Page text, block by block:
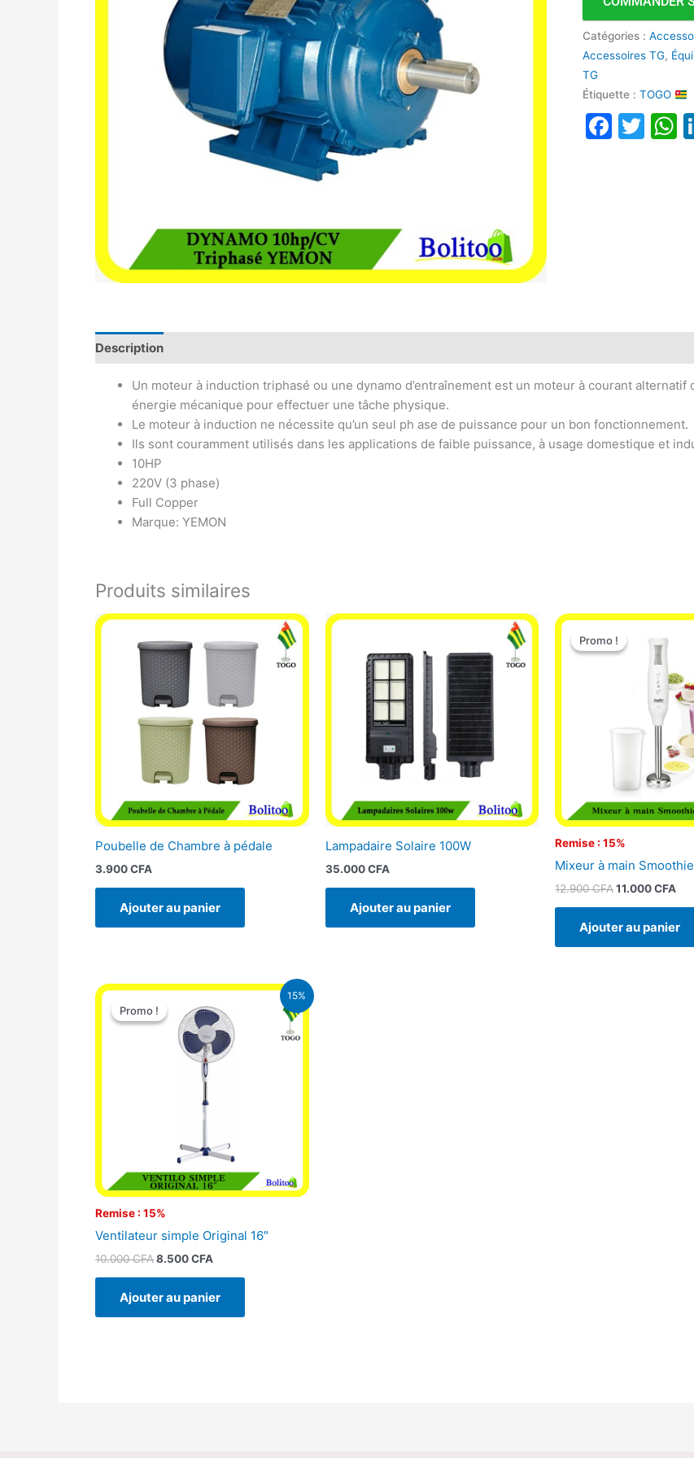
Catégories :
Accessoires TG,
TG
Étiquette :TOGO
Description
Un moteur à induction triphasé ou une dynamo d’entraînement est un moteur à courant
énergie mécanique pour effectuer une tâche physique.
Le moteur à induction ne nécessite qu’un seul ph ase de puissance pour un bon fonctionnement.
Ils sont couramment utilisés dans les applications de faible puissance, à usage domestique et
10HP
220V (3 phase)
Full Copper
Marque: YEMON
Produits similaires
Poubelle de Chambre à pédale
3.900CFA
Ajouter au panier
Lampadaire Solaire 100W
35.000CFA
Ajouter au panier
Promo !
Remise : 15%
Promo !
Mixeur à main Smoothie
12.900CFA
Le
initial
12.900 CFA.
11.000CFA
Le
Ajouter au panier
15%
Promo !
Remise : 15%
Promo !
Ventilateur simple Original 16″
10.000CFA
Le
initial
était :
10.000 CFA.
8.500CFA
Le
actuel
est :
8.500 CFA.
Ajouter au panier